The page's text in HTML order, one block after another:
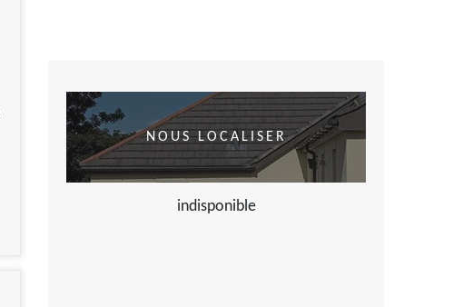
NOUS LOCALISER
indisponible